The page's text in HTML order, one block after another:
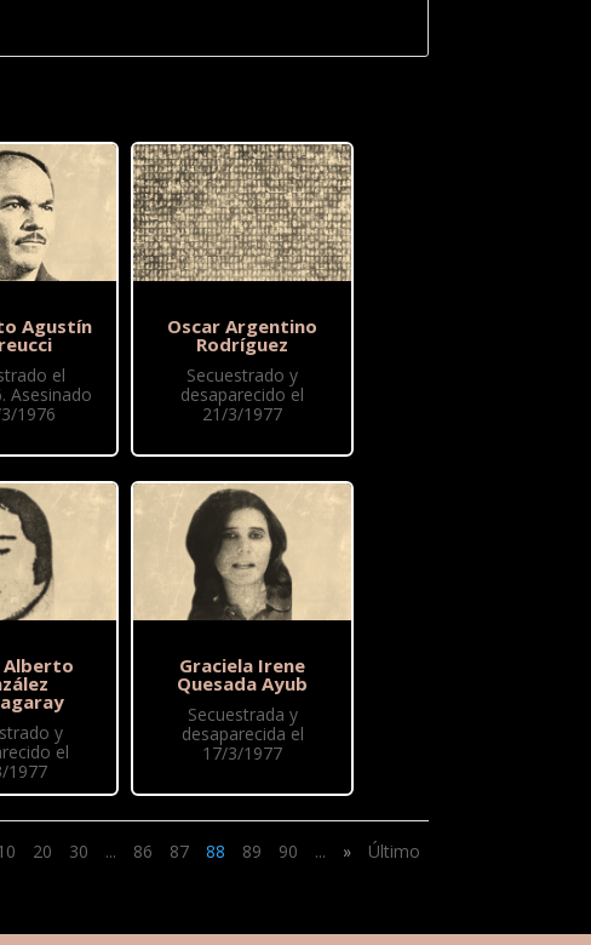
Agustín
el
Asesinado
1976
Alberto
y
el
1977
Oscar Argentino
Rodríguez
Secuestrado y
desaparecido el
21/3/1977
Graciela Irene
Quesada Ayub
Secuestrada y
desaparecida el
17/3/1977
20 30 ... 86 87 88 89 90 ... » Último